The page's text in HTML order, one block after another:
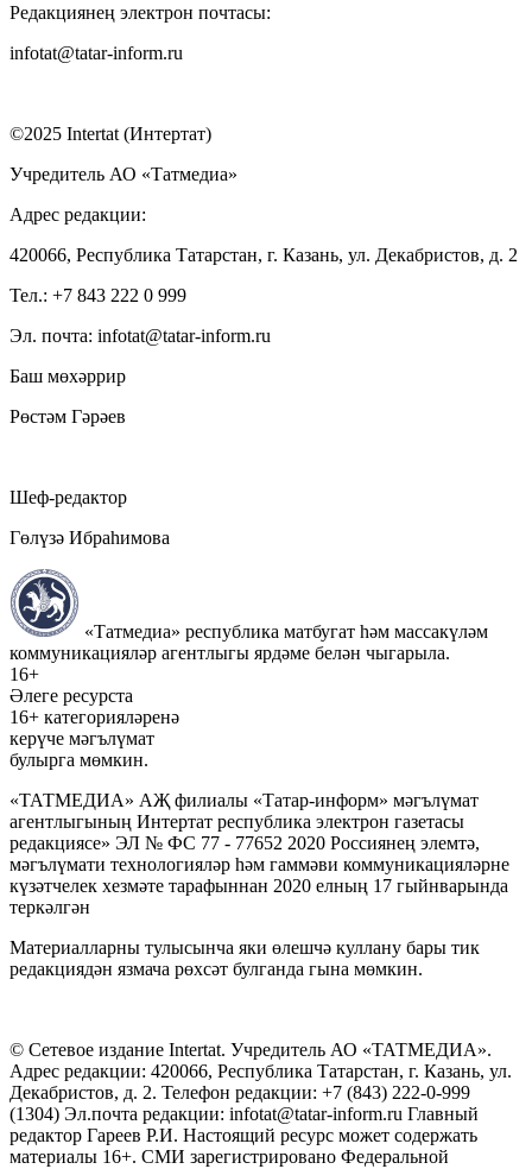
Редакциянең электрон почтасы:
infotat@tatar-inform.ru
©2025 Intertat (Интертат)
Учредитель АО «Татмедиа»
Адрес редакции:
420066, Республика Татарстан, г. Казань, ул. Декабристов, д. 2
Тел.: +7 843 222 0 999
Эл. почта: infotat@tatar-inform.ru
Баш мөхәррир
Рөстәм Гәрәев
Шеф-редактор
Гөлүзә Ибраһимова
«Татмедиа» республика матбугат һәм массакүләм
коммуникацияләр агентлыгы ярдәме белән чыгарыла.
16+
Әлеге ресурста
16+ категорияләренә
керүче мәгълүмат
булырга мөмкин.
«ТАТМЕДИА» АҖ филиалы «Татар-информ» мәгълүмат
агентлыгының Интертат республика электрон газетасы
редакциясе» ЭЛ № ФС 77 - 77652 2020 Россиянең элемтә,
мәгълүмати технологияләр һәм гаммәви коммуникацияләрне
күзәтчелек хезмәте тарафыннан 2020 елның 17 гыйнварында
теркәлгән
Материалларны тулысынча яки өлешчә куллану бары тик
редакциядән язмача рөхсәт булганда гына мөмкин.
© Сетевое издание Intertat. Учредитель АО «ТАТМЕДИА».
Адрес редакции: 420066, Республика Татарстан, г. Казань, ул.
Декабристов, д. 2. Телефон редакции: +7 (843) 222-0-999
(1304) Эл.почта редакции: infotat@tatar-inform.ru Главный
редактор Гареев Р.И. Настоящий ресурс может содержать
материалы 16+. СМИ зарегистрировано Федеральной